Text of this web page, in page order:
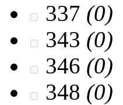
337 (0)
343 (0)
346 (0)
348 (0)